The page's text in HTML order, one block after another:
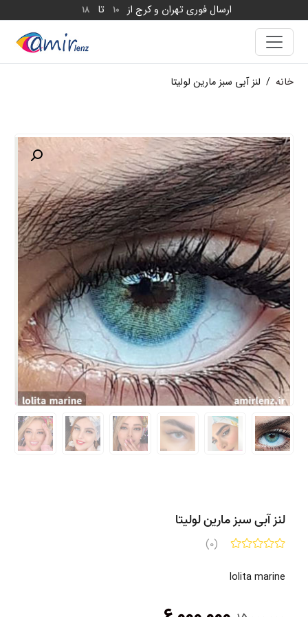
ارسال فوری تهران و کرج از 10 تا 18
خانه / لنز آبی سبز مارین لولیتا
لنز آبی سبز مارین لولیتا
(0)
lolita marine
قیمت